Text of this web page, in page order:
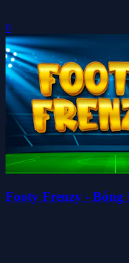
0
Footy Frenzy -